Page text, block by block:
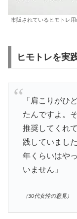
市販されているヒモトレ用
ヒモトレを実
「肩こりがひ
たんですよ。
推奨してくれ
践していまし
年くらいはや
いません」
（30代女性の意見）